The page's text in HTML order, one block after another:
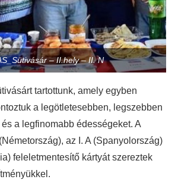
– II.hely – II. N
tartottunk, amely egyben
a legötletesebben, legszebben
a legfinomabb édességeket. A
az I. A (Spanyolország)
feleletmentesítő kártyát szereztek